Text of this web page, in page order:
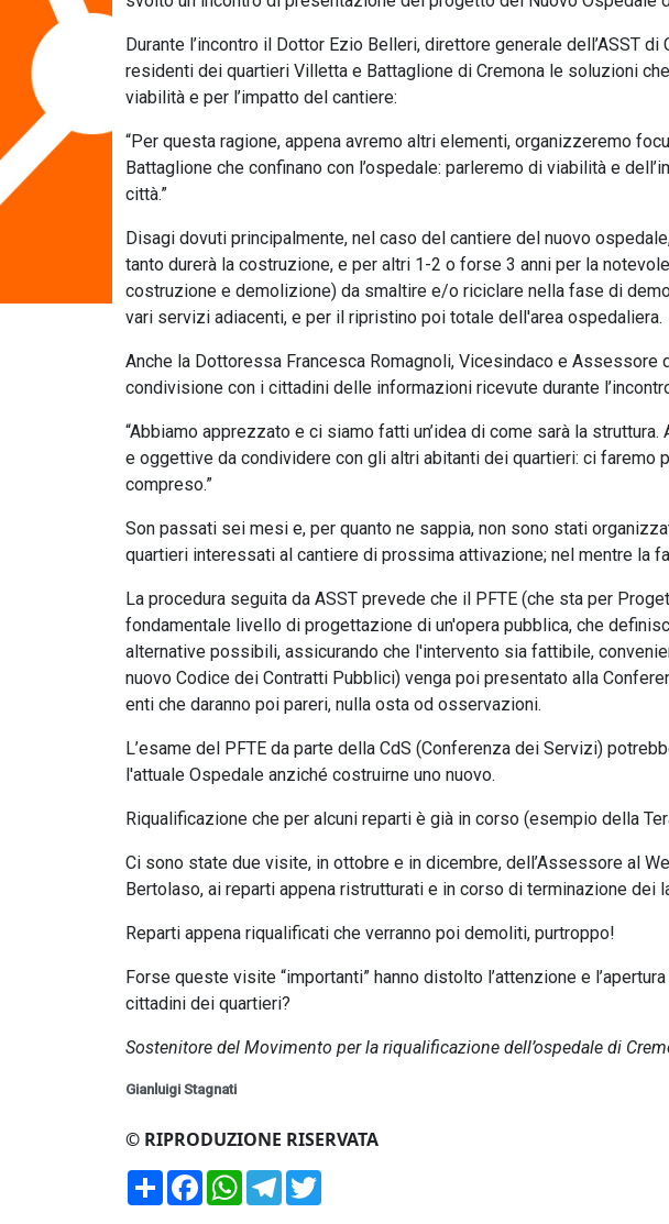
Durante l’incontro il Dottor Ezio Belleri, direttore generale dell’ASST
residenti dei quartieri Villetta e Battaglione di Cremona le soluzioni
viabilità e per l’impatto del cantiere:
“Per questa ragione, appena avremo altri elementi, organizzeremo
Battaglione che confinano con l’ospedale: parleremo di viabilità e
città.”
Disagi dovuti principalmente, nel caso del cantiere del nuovo
tanto durerà la costruzione, e per altri 1-2 o forse 3 anni per la
costruzione e demolizione) da smaltire e/o riciclare nella fase di
vari servizi adiacenti, e per il ripristino poi totale dell'area ospedaliera.
Anche la Dottoressa Francesca Romagnoli, Vicesindaco e Assessore
condivisione con i cittadini delle informazioni ricevute durante
“Abbiamo apprezzato e ci siamo fatti un’idea di come sarà la
e oggettive da condividere con gli altri abitanti dei quartieri: ci faremo
compreso.”
Son passati sei mesi e, per quanto ne sappia, non sono stati
quartieri interessati al cantiere di prossima attivazione; nel mentre la
La procedura seguita da ASST prevede che il PFTE (che sta per
fondamentale livello di progettazione di un'opera pubblica, che
alternative possibili, assicurando che l'intervento sia fattibile,
nuovo Codice dei Contratti Pubblici) venga poi presentato alla
enti che daranno poi pareri, nulla osta od osservazioni.
L’esame del PFTE da parte della CdS (Conferenza dei Servizi)
l'attuale Ospedale anziché costruirne uno nuovo.
Riqualificazione che per alcuni reparti è già in corso (esempio della
Ci sono state due visite, in ottobre e in dicembre, dell’Assessore al
Bertolaso, ai reparti appena ristrutturati e in corso di terminazione dei
Reparti appena riqualificati che verranno poi demoliti, purtroppo!
Forse queste visite “importanti” hanno distolto l’attenzione e
cittadini dei quartieri?
Sostenitore del Movimento per la riqualificazione dell’ospedale di
Gianluigi Stagnati
© RIPRODUZIONE RISERVATA
CondividiFacebookWhatsApp
Telegram